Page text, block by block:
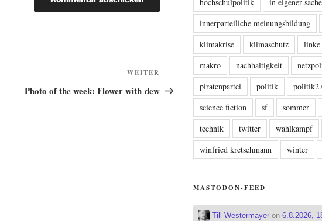
Nächster
Beitrag
WEITER
Photo of the week: Flower with dew
hochschulpolitik
in eigener sache
innerparteiliche meinungsbildung
klimakrise
klimaschutz linke
makro
nachhaltigkeit
piratenpartei
politik
science fiction
sf sommer
technik
twitter wahlkampf
winfried kretschmann
winter
MASTODON-FEED
Till Westermayer on6.8.2026,